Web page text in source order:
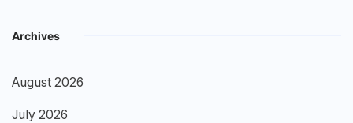
Archives
August 2026
July 2026